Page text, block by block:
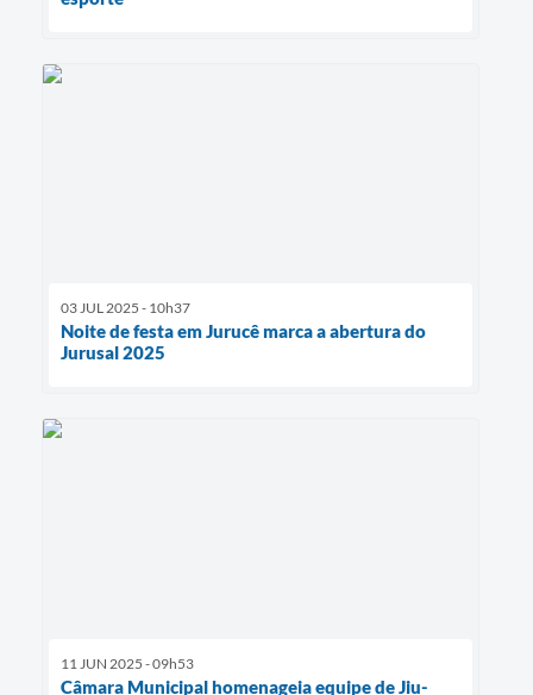
03 JUL 2025 - 10h37
Noite de festa em Jurucê marca a abertura do
Jurusal 2025
11 JUN 2025 - 09h53
Câmara Municipal homenageia equipe de Jiu-